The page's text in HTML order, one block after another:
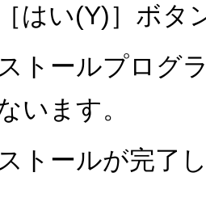
はい(Y)］ボタ
トールプログ
います。
トールが完了